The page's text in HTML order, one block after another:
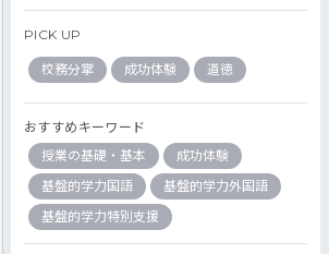
PICK UP
校務分掌 成功体験 道徳
おすすめキーワード
授業の基礎・基本
成功体験
基盤的学力国語
基盤的学力外国語
基盤的学力特別支援